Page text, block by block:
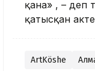
қана» , – деп
қатысқан
ArtKöshe